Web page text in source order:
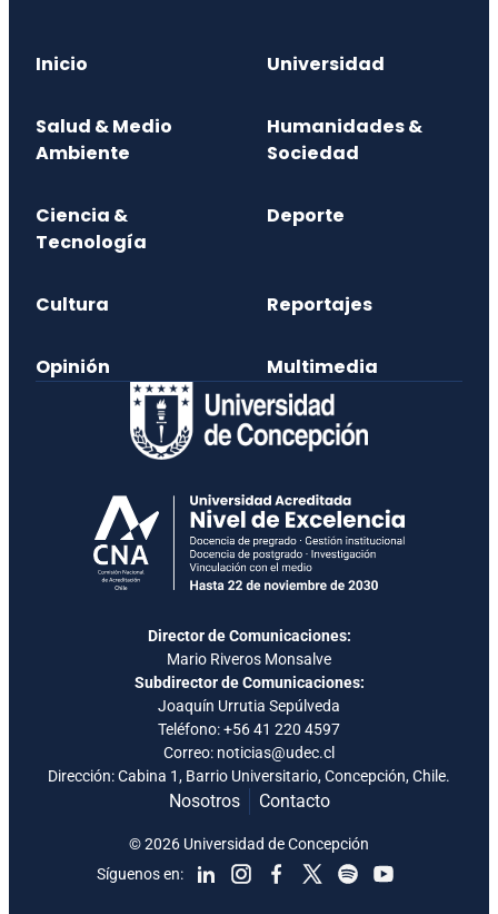
Inicio Universidad
Salud & Medio
Ambiente
Humanidades &
Sociedad
Ciencia &
Tecnología
Deporte
Cultura Reportajes
Opinión Multimedia
Director de Comunicaciones:
Mario Riveros Monsalve
Subdirector de Comunicaciones:
Joaquín Urrutia Sepúlveda
Teléfono:+56 41 220 4597
Correo: noticias@udec.cl
Dirección: Cabina 1, Barrio Universitario, Concepción, Chile.
Nosotros Contacto
Síguenos en:
© 2026 Universidad de Concepción